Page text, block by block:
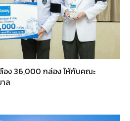
ง 36,000 กล่อง ให้กับคณะ
ล